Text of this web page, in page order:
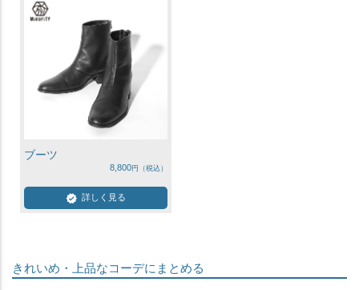
ブーツ
8,800
詳しく見る
きれいめ・上品なコーデにまとめる